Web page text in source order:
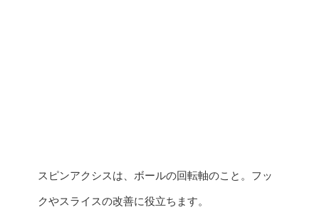
スピンアクシスは、ボールの回転軸のこと。フッ
クやスライスの改善に役立ちます。